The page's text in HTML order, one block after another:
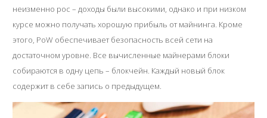
неизменно рос – доходы были высокими, однако и при низком
курсе можно получать хорошую прибыль от майнинга. Кроме
этого, PoW обеспечивает безопасность всей сети на
достаточном уровне. Все вычисленные майнерами блоки
собираются в одну цепь – блокчейн. Каждый новый блок
содержит в себе запись о предыдущем.